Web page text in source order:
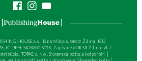
HOUSE a.s., Jána Milca 6, 010 01 Žilina, IČO:
IČ DPH: SK2820016078, Zapísané v OR SR Žilina: vl. č.
TOPAS, s. r. o., Slovenská pošta a kolportéri |